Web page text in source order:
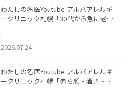
わたしの名医Youtube アルバアレルギ
ークリニック札幌「30代から急に老け
た。
2026.07.24
わたしの名医Youtube アルバアレルギ
ークリニック札幌「赤ら顔・酒さ・ニ